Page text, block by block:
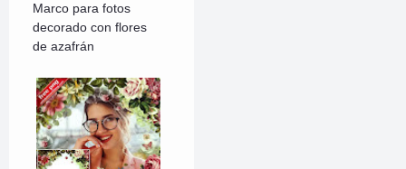
Marco para fotos
decorado con flores
de azafrán